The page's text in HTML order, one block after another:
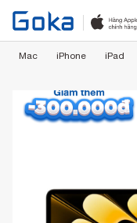
Mac iPhone iPad